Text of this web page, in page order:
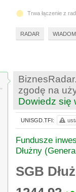
zgodę na
Dowiedz się
Fundusze
Dłużny
SGB
UNISGD.TFI:
Trwa łączenie z
RADAR